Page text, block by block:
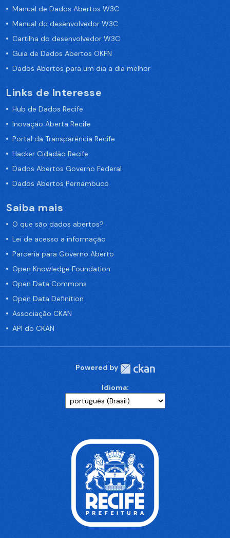
Manual de Dados Abertos W3C
Manual do desenvolvedor W3C
Cartilha do desenvolvedor W3C
Guia de Dados Abertos OKFN
Dados Abertos para um dia a dia melhor
Links de Interesse
Hub de Dados Recife
Inovação Aberta Recife
Portal da Transparência Recife
Hacker Cidadão Recife
Dados Abertos Governo Federal
Dados Abertos Pernambuco
Saiba mais
O que são dados abertos?
Lei de acesso a informação
Parceria para Governo Aberto
Open Knowledge Foundation
Open Data Commons
Open Data Definition
Associação CKAN
API do CKAN
Powered by
Idioma